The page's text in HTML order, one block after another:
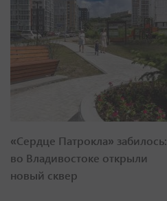
«Сердце Патрокла» забилось:
во Владивостоке открыли
новый сквер